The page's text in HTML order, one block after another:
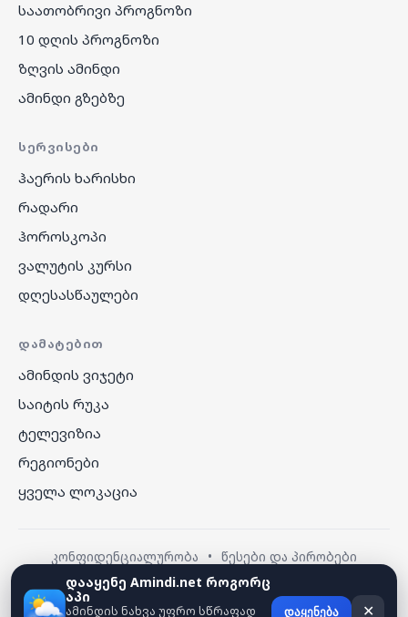
საათობრივი პროგნოზი
10 დღის პროგნოზი
ზღვის ამინდი
ამინდი გზებზე
ᲡᲔᲠᲕᲘᲡᲔᲑᲘ
ჰაერის ხარისხი
რადარი
ჰოროსკოპი
ვალუტის კურსი
დღესასწაულები
ᲓᲐᲛᲐᲢᲔᲑᲘᲗ
ამინდის ვიჯეტი
საიტის რუკა
ტელევიზია
რეგიონები
ყველა ლოკაცია
კონფიდენციალურობა • წესები და პირობები
© 2026 amindi.net — ყველა უფლება დაცულია.
დააყენე Amindi.net როგორც
აპი
ამინდის ნახვა უფრო სწრაფად დაყენება ✕